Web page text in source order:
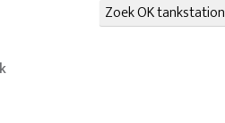
Zoek OK tankstation